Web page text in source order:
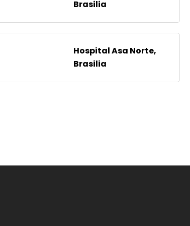
Brasilia
Hospital Asa Norte,
Brasilia